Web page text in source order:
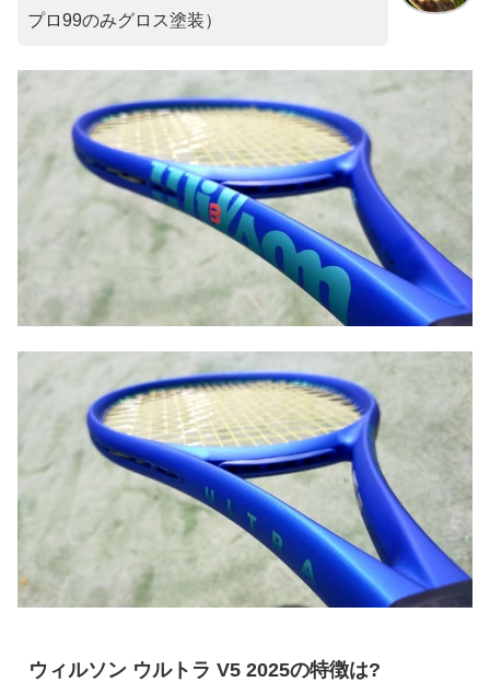
プロ99のみグロス塗装）
ウィルソン ウルトラ V5 2025の特徴は?